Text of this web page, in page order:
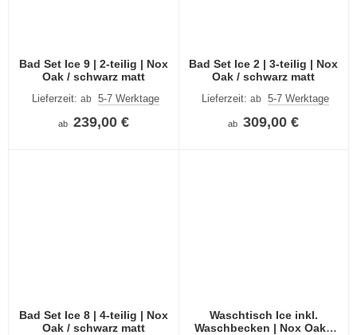
Bad Set Ice 9 | 2-teilig | Nox
Oak / schwarz matt
Lieferzeit: ab 5-7 Werktage
ab 239,00 €
Bad Set Ice 2 | 3-teilig | Nox
Oak / schwarz matt
Lieferzeit:ab 5-7 Werktage
ab 309,00 €
Bad Set Ice 8 | 4-teilig | Nox
Oak / schwarz matt
Waschtisch Ice inkl.
Waschbecken | Nox Oak /